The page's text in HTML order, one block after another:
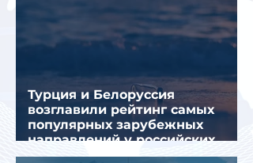
Турция и Белоруссия
возглавили рейтинг самых
популярных зарубежных
направлений у российских
туристов летом